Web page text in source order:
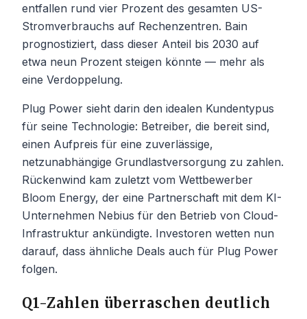
entfallen rund vier Prozent des gesamten US-
Stromverbrauchs auf Rechenzentren. Bain
prognostiziert, dass dieser Anteil bis 2030 auf
etwa neun Prozent steigen könnte — mehr als
eine Verdoppelung.
Plug Power sieht darin den idealen Kundentypus
für seine Technologie: Betreiber, die bereit sind,
einen Aufpreis für eine zuverlässige,
netzunabhängige Grundlastversorgung zu zahlen.
Rückenwind kam zuletzt vom Wettbewerber
Bloom Energy, der eine Partnerschaft mit dem KI-
Unternehmen Nebius für den Betrieb von Cloud-
Infrastruktur ankündigte. Investoren wetten nun
darauf, dass ähnliche Deals auch für Plug Power
folgen.
Q1-Zahlen überraschen deutlich